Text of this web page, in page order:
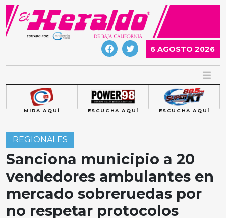
Skip
content
6 AGOSTO 2026
MIRA AQUÍ ESCUCHA AQUÍ ESCUCHA AQUÍ
REGIONALES
Sanciona municipio a 20
vendedores ambulantes en
mercado sobreruedas por
no respetar protocolos